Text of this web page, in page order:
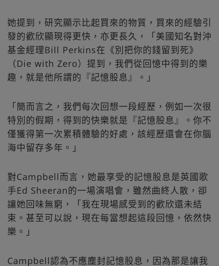
她提到，研究顯示比起買來的物質，買來的經驗引
發的歡欣顯現得更快，亦更長久，「美國知名對沖
基金經理Bill Perkins在《別把你的錢留到死》
（Die with Zero）提到，我們從回憶中得到的樂
趣，就是他所謂的『記憶股息』。」
「簡而言之，我們每次回想一段經歷，例如一次很
特別的假期，得到的快樂就是『記憶股息』。你不
僅獲得第一次累積體驗的好處，該經歷還會在你腦
海中留存多年。」
對Campbell而言，她最享受的記憶股息是英國歌
手Ed Sheeran的一場演唱會，雖然曲終人散，卻
讓她回味無窮，「我在現場感受到的歡欣還未結
束。甚至可以說，現在每當想起這段回憶，依然快
樂。」
Campbell認為不應塵封記憶股息，因為那是讓我